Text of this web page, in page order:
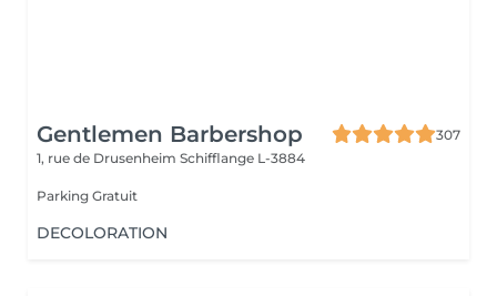
Gentlemen Barbershop
307
1, rue de Drusenheim Schifflange L-3884
Parking Gratuit
DECOLORATION